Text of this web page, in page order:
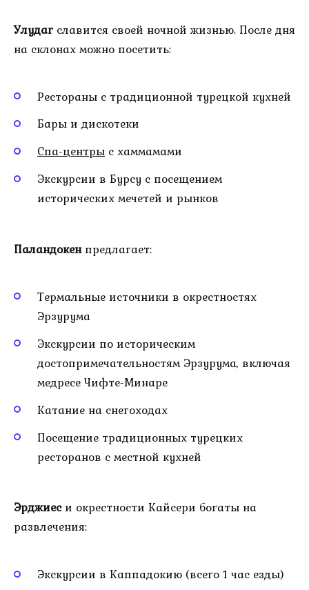
Улудаг славится своей ночной жизнью. После дня
на склонах можно посетить:
Рестораны с традиционной турецкой кухней
Бары и дискотеки
Спа-центры с хаммамами
Экскурсии в Бурсу с посещением
исторических мечетей и рынков
Паландокенпредлагает:
Термальные источники в окрестностях
Эрзурума
Экскурсии по историческим
достопримечательностям Эрзурума, включая
медресе Чифте-Минаре
Катание на снегоходах
Посещение традиционных турецких
ресторанов с местной кухней
Эрджиеси окрестности Кайсери богаты на
развлечения:
Экскурсии в Каппадокию (всего 1 час езды)